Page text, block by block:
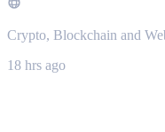
Crypto, Blockchain and
18 hrs ago